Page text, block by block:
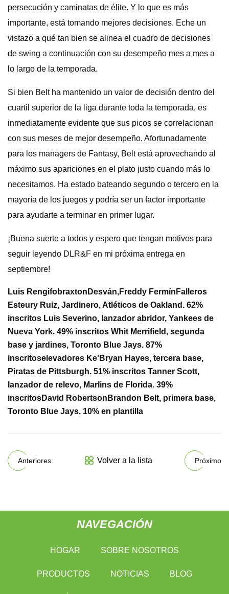
persecución y caminatas de élite. Y lo que es más
importante, está tomando mejores decisiones. Eche un
vistazo a qué tan bien se alinea el cuadro de decisiones
de swing a continuación con su desempeño mes a mes a
lo largo de la temporada.
Si bien Belt ha mantenido un valor de decisión dentro del
cuartil superior de la liga durante toda la temporada, es
inmediatamente evidente que sus picos se correlacionan
con sus meses de mejor desempeño. Afortunadamente
para los managers de Fantasy, Belt está aprovechando al
máximo sus apariciones en el plato justo cuando más lo
necesitamos. Ha estado bateando segundo o tercero en la
mayoría de los juegos y podría ser un factor importante
para ayudarte a terminar en primer lugar.
¡Buena suerte a todos y espero que tengan motivos para
seguir leyendo DLR&F en mi próxima entrega en
septiembre!
Luis Rengifobraxton Desván,Freddy Fermín Falleros
Esteury Ruiz, Jardinero, Atléticos de Oakland. 62%
inscritos Luis Severino, lanzador abridor, Yankees de
Nueva York. 49% inscritos Whit Merrifield, segunda
base y jardines, Toronto Blue Jays. 87%
inscritoselevadores Ke'Bryan Hayes, tercera base,
Piratas de Pittsburgh. 51% inscritos Tanner Scott,
lanzador de relevo, Marlins de Florida. 39%
inscritosDavid Robertson Brandon Belt, primera base,
Toronto Blue Jays, 10% en plantilla
Anteriores Volver a la lista Próximo
NAVEGACIÓN
HOGAR SOBRE NOSOTROS
PRODUCTOS NOTICIAS BLOG